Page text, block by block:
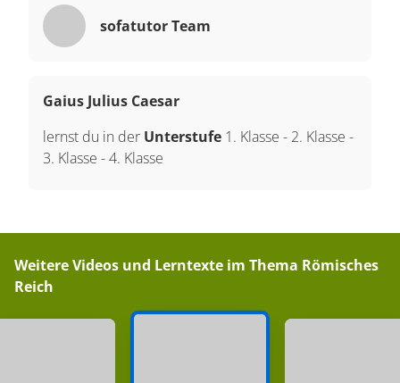
sofatutor Team
Gaius Julius Caesar
lernst du in der Unterstufe 1. Klasse - 2. Klasse -
3. Klasse -4. Klasse
Weitere Videos und Lerntexte im Thema Römisches
Reich